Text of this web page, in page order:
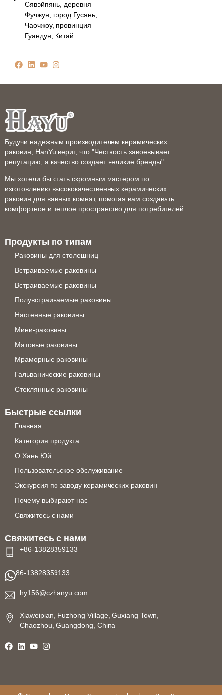
Сявэйпянь, деревня
Фучжун, город Гусянь,
Чаочжоу, провинция
Гуандун, Китай
Будучи надежным производителем керамических
раковин, HanYu верит, что "Честность завоевывает
репутацию, а качество создает великие бренды".
Мы хотели бы стать скромным мастером по
изготовлению высококачественных керамических
раковин для ванных комнат, помогая вам создавать
комфортное и теплое пространство для потребителей.
Продукты по типам
Раковины для столешниц
Встраиваемые раковины
Встраиваемые раковины
Полувстраиваемые раковины
Настенные раковины
Мини-раковины
Матовые раковины
Мраморные раковины
Гальванические раковины
Стеклянные раковины
Быстрые ссылки
Главная
Категория продукта
О Хань Юй
Пользовательское обслуживание
Экскурсия по заводу керамических раковин
Почему выбирают нас
Свяжитесь с нами
Свяжитесь с нами
+86-13828359133
86-13828359133
hy156@czhanyu.com
Xiaweipian, Fuzhong Village, Guxiang Town,
Chaozhou, Guangdong, China